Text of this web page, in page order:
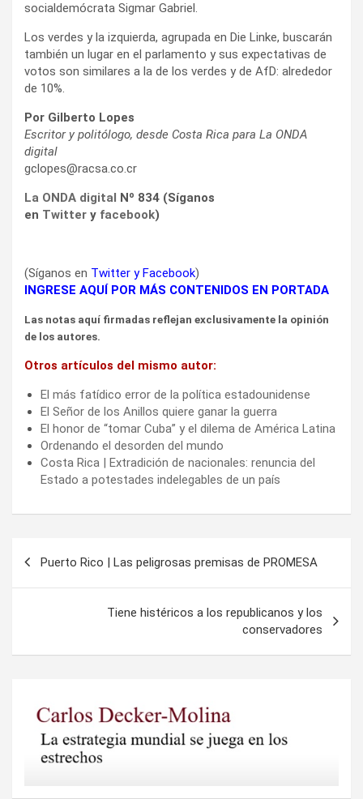
socialdemócrata Sigmar Gabriel.
Los verdes y la izquierda, agrupada en Die Linke, buscarán
también un lugar en el parlamento y sus expectativas de
votos son similares a la de los verdes y de AfD: alrededor
de 10%.
Por Gilberto Lopes
Escritor y politólogo, desde Costa Rica para La ONDA
digital
gclopes@racsa.co.cr
La ONDA digital Nº 834 (Síganos
en Twitter y facebook)
(Síganos en Twitter yFacebook)
INGRESE AQUÍ POR MÁS CONTENIDOS EN PORTADA
Las notas aquí firmadas reflejan exclusivamente la opinión
de los autores.
Otros artículos del mismo autor:
El más fatídico error de la política estadounidense
El Señor de los Anillos quiere ganar la guerra
El honor de “tomar Cuba” y el dilema de América Latina
Ordenando el desorden del mundo
Costa Rica | Extradición de nacionales: renuncia del
Estado a potestades indelegables de un país
Puerto Rico | Las peligrosas premisas de PROMESA
Tiene histéricos a los republicanos y los
conservadores